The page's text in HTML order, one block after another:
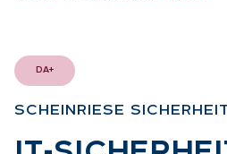
DA+
SCHEIN­RIE­SE